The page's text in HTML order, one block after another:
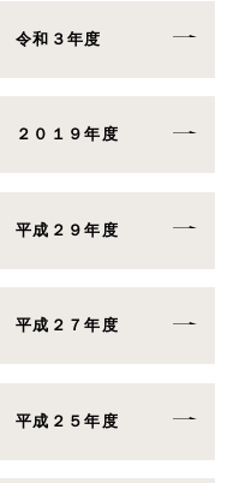
令和３年度
２０１９年度
平成２９年度
平成２７年度
平成２５年度